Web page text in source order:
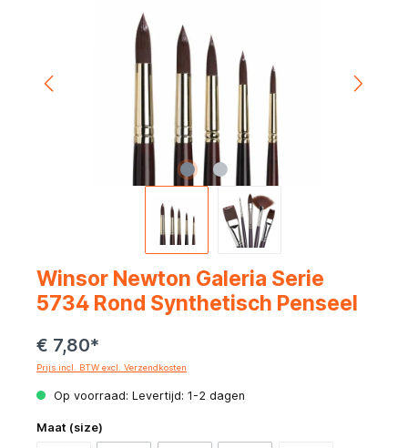
Winsor Newton Galeria Serie
5734 Rond Synthetisch Penseel
€ 7,80*
Prijs incl. BTW excl. Verzendkosten
Op voorraad: Levertijd: 1-2 dagen
Maat (size)